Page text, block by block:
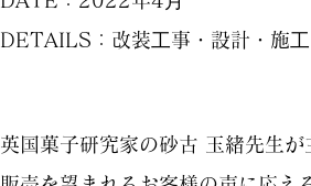
DETAILS：改装⼯事・設計・施⼯
英国菓子研究家の砂古 玉緒先生